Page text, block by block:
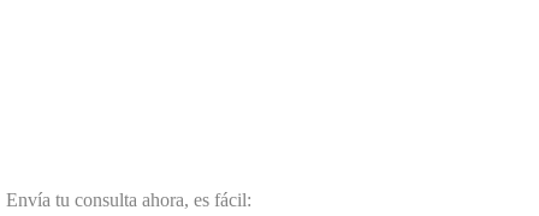
Envía tu consulta ahora, es fácil: